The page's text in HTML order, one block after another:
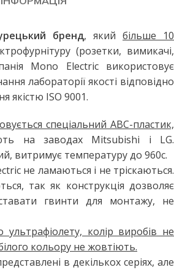
бренд, який більше 10
(розетки, вимикачі,
Mono Electric використовує
лабораторії якості відповідно
якістю ISO 9001.
спеціальний АВС-пластик,
на заводах Mitsubishi і LG.
витримує температуру до 960с.
не ламаються і не тріскаються.
так як конструкція дозволяє
гвинти для монтажу, не
ультрафіолету, колір виробів не
кольору не жовтіють.
в декількох серіях, але